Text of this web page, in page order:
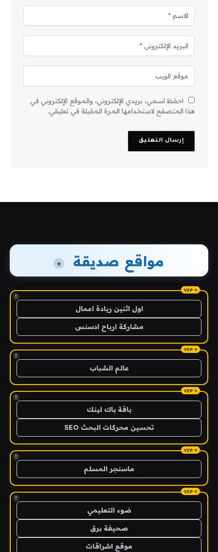
احفظ اسمي، بريدي الإلكتروني، والموقع الإلكتروني في
هذا المتصفح لاستخدامها المرة المقبلة في تعليقي.
مواقع صديقة +
!
اول اثنين ريادة اعمال
مشاركة ارباح ادسنس
!
عالم الشباب
!
باقة باك لينك
تحسين محركات البحث SEO
!
ماسنجر المسلم
!
ضوء التعليمي
صحيفة برق
موقع اشراقات